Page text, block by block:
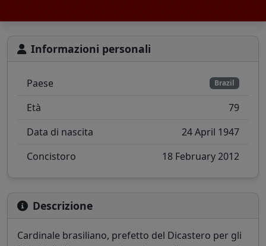
Informazioni personali
Paese Brazil
Età
79
Data di nascita
24 April 1947
Concistoro
18 February 2012
Descrizione
Cardinale brasiliano, prefetto del Dicastero per gli